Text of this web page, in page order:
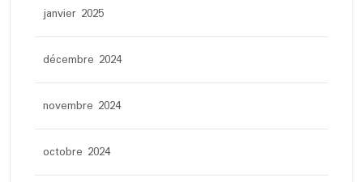
janvier 2025
décembre 2024
novembre 2024
octobre 2024